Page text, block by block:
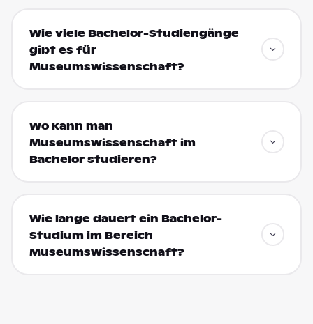
Wie viele Bachelor-Studiengänge
gibt es für
Museumswissenschaft?
Wo kann man
Museumswissenschaft im
Bachelor studieren?
Wie lange dauert ein Bachelor-
Studium im Bereich
Museumswissenschaft?